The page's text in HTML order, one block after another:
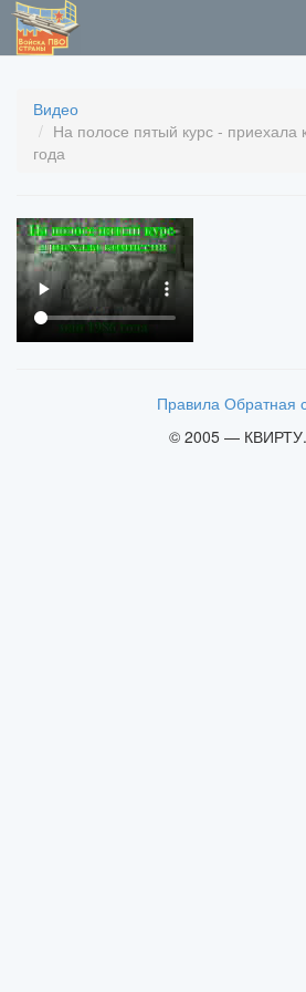
Видео
На полосе пятый курс -
года
Правила Обратная
© 2005 —